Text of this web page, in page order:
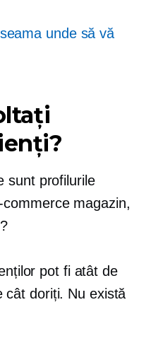
unde să vă
sunt profilurile
commercemagazin,
pot fi atât de
cât doriți. Nu există